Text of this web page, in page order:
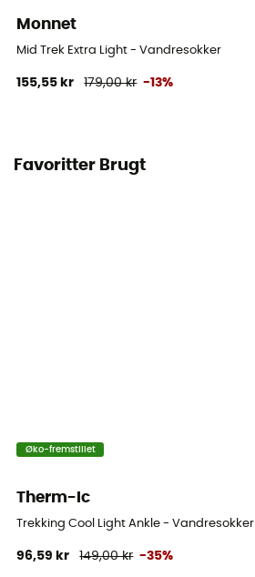
Monnet
Mid Trek Extra Light - Vandresokker
155,55 kr 179,00 kr -13%
Favoritter Brugt
Øko-fremstillet
Therm-Ic
Trekking Cool Light Ankle - Vandresokker
96,59 kr 149,00 kr -35%